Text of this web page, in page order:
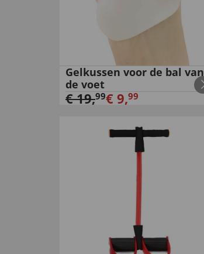
Gelkussen voor de bal van
de voet
€19,99€ 9,99